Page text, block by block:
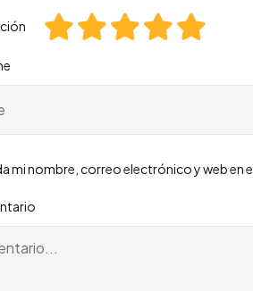
mi nombre, correo electrónico y web en